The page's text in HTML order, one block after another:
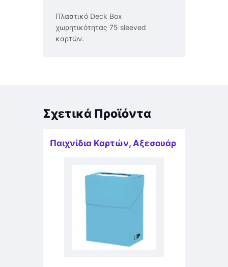
Πλαστικό Deck Box
χωρητικότητας 75 sleeved
καρτών.
Σχετικά Προϊόντα
Παιχνίδια Καρτών, Αξεσουάρ